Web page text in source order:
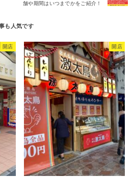
舗や期間はいつまでかをご紹介！
開店 開店